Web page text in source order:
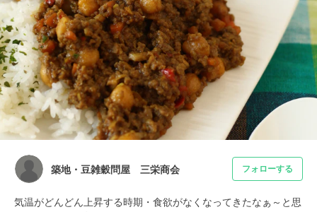
築地・豆雑穀問屋 三栄商会 フォローする
気温がどんどん上昇する時期・食欲がなくなってきたなぁ～と思